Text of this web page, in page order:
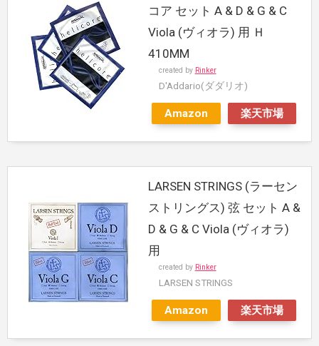
コア セット A & D & G & C
Viola (ヴィオラ) 用 Ｈ
410MM
created by Rinker
D'Addario(ダダリオ)
Amazon 楽天市場
LARSEN STRINGS (ラーセン
ストリングス) 弦 セット A &
D & G & C Viola (ヴィオラ)
用
created by Rinker
LARSEN STRINGS
Amazon 楽天市場